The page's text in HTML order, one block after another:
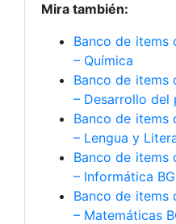
Mira también:
Banco de items
– Química
Banco de items
– Desarrollo del
Banco de items
– Lengua y
Banco de items
– Informática
Banco de items
– Matemáticas